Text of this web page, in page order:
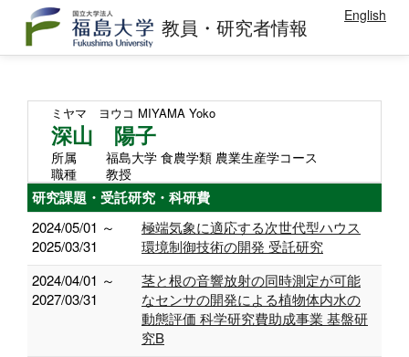
教員・研究者情報 English
ミヤマ ヨウコ MIYAMA Yoko
深山 陽子
所属
福島大学 食農学類 農業生産学コース
職種
教授
研究課題・受託研究・科研費
2024/05/01 ～
2025/03/31
極端気象に適応する次世代型ハウス
環境制御技術の開発 受託研究
2024/04/01 ～
2027/03/31
茎と根の音響放射の同時測定が可能
なセンサの開発による植物体内水の
動態評価 科学研究費助成事業 基盤研
究B